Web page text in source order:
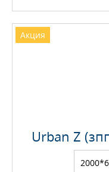
Акция
Urban Z